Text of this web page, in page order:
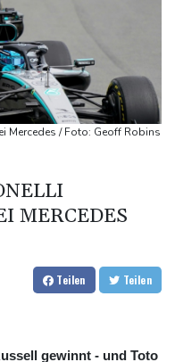
zu: "Desolate Lage"
Amazon finanziert für
und Vancouver
im Jugendbereich
Mercedes / Foto: Geoff Robins
MERCEDES
Teilen Teilen
gewinnt - und Toto